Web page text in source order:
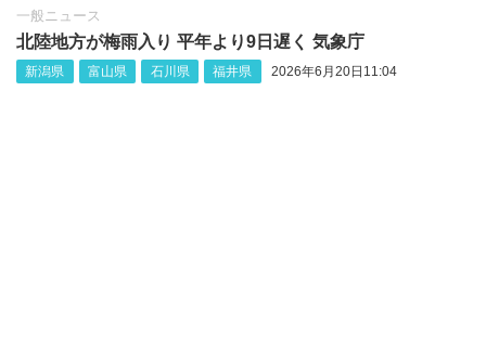
一般ニュース
北陸地方が梅雨入り 平年より9日遅く 気象庁
新潟県 富山県 石川県 福井県 2026年6月20日11:04